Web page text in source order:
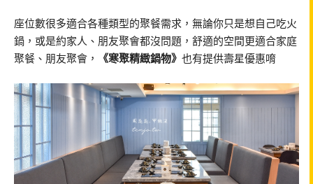
座位數很多適合各種類型的聚餐需求，無論你只是想自己吃火
鍋，或是約家人、朋友聚會都沒問題，舒適的空間更適合家庭
聚餐、朋友聚會，
《寒聚精緻鍋物》 也有提供壽星優惠唷